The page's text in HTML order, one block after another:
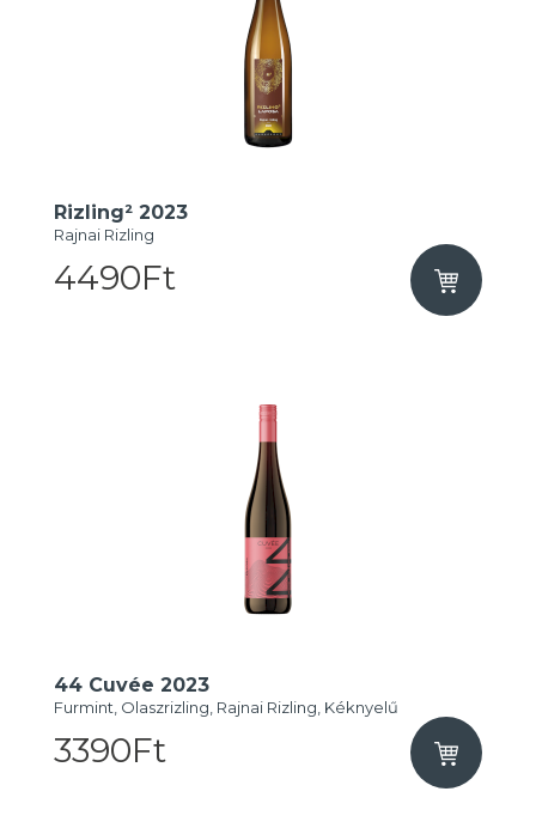
Rizling² 2023
Rajnai Rizling
4490Ft
44 Cuvée 2023
Furmint, Olaszrizling, Rajnai Rizling, Kéknyelű
3390Ft